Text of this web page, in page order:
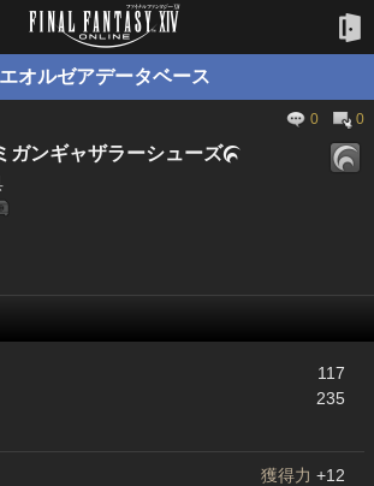
エオルゼアデータベース
0 0
ガンギャザラーシューズ
117
235
獲得力 +12